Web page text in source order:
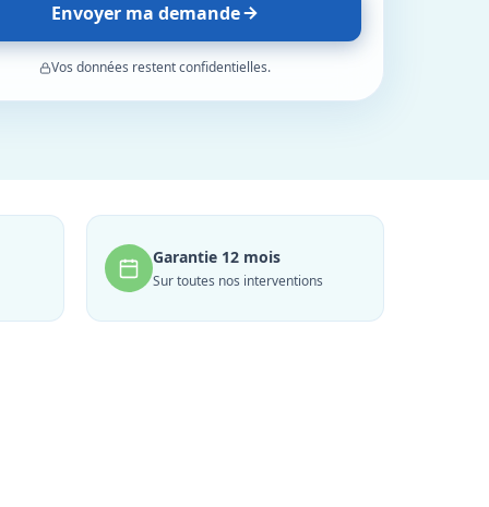
Envoyer ma demande
Vos données restent confidentielles.
Garantie 12 mois
Sur toutes nos interventions